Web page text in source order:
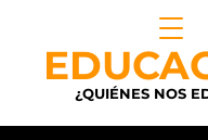
¿QUIÉNES NOS